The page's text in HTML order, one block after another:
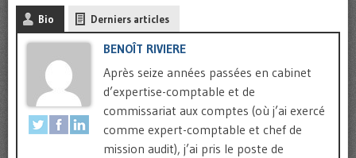
Bio Derniers articles
BENOÎT RIVIERE
Après seize années passées en cabinet
d’expertise-comptable et de
commissariat aux comptes (où j’ai exercé
comme expert-comptable et chef de
mission audit), j’ai pris le poste de